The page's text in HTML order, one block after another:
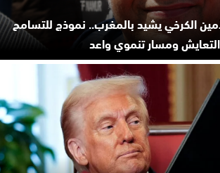
الكرخي يشيد بالمغرب.. نموذج للتسامح
ومسار تنموي واعد